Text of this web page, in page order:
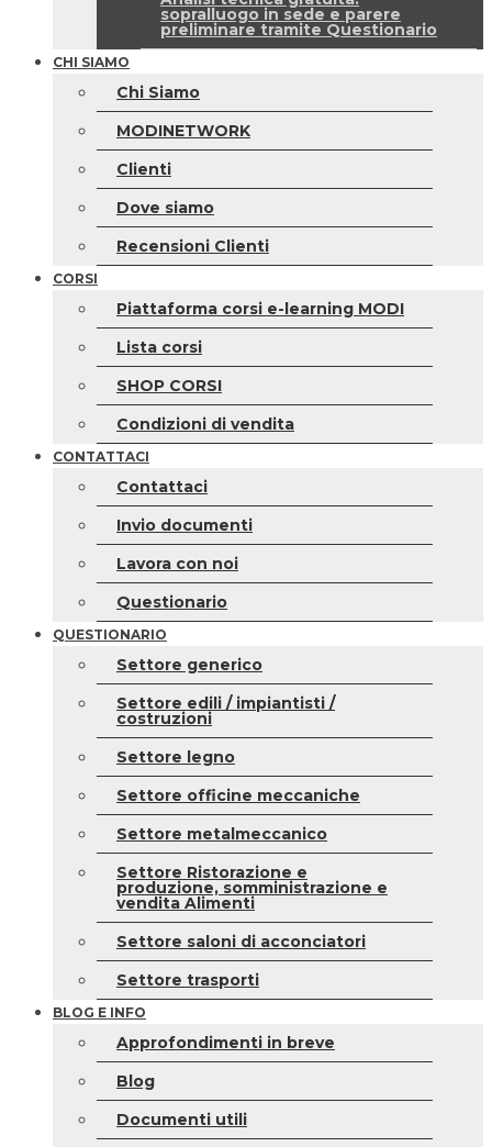
sopralluogo in sede e parere
preliminare tramite Questionario
CHI SIAMO
Chi Siamo
MODINETWORK
Clienti
Dove siamo
Recensioni Clienti
CORSI
Piattaforma corsi e-learning MODI
Lista corsi
SHOP CORSI
Condizioni di vendita
CONTATTACI
Contattaci
Invio documenti
Lavora con noi
Questionario
QUESTIONARIO
Settore generico
Settore edili / impiantisti /
costruzioni
Settore legno
Settore officine meccaniche
Settore metalmeccanico
Settore Ristorazione e
produzione, somministrazione e
vendita Alimenti
Settore saloni di acconciatori
Settore trasporti
BLOG E INFO
Approfondimenti in breve
Blog
Documenti utili